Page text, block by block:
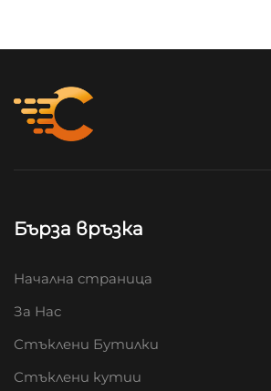
Бърза връзка
Начална страница
За Нас
Стъклени Бутилки
Стъклени кутии